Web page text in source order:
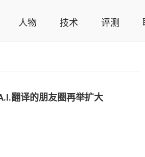
技术应用，智能家居行业观点，智能家居项目
人物 技术 评测
翻译的朋友圈再举扩大